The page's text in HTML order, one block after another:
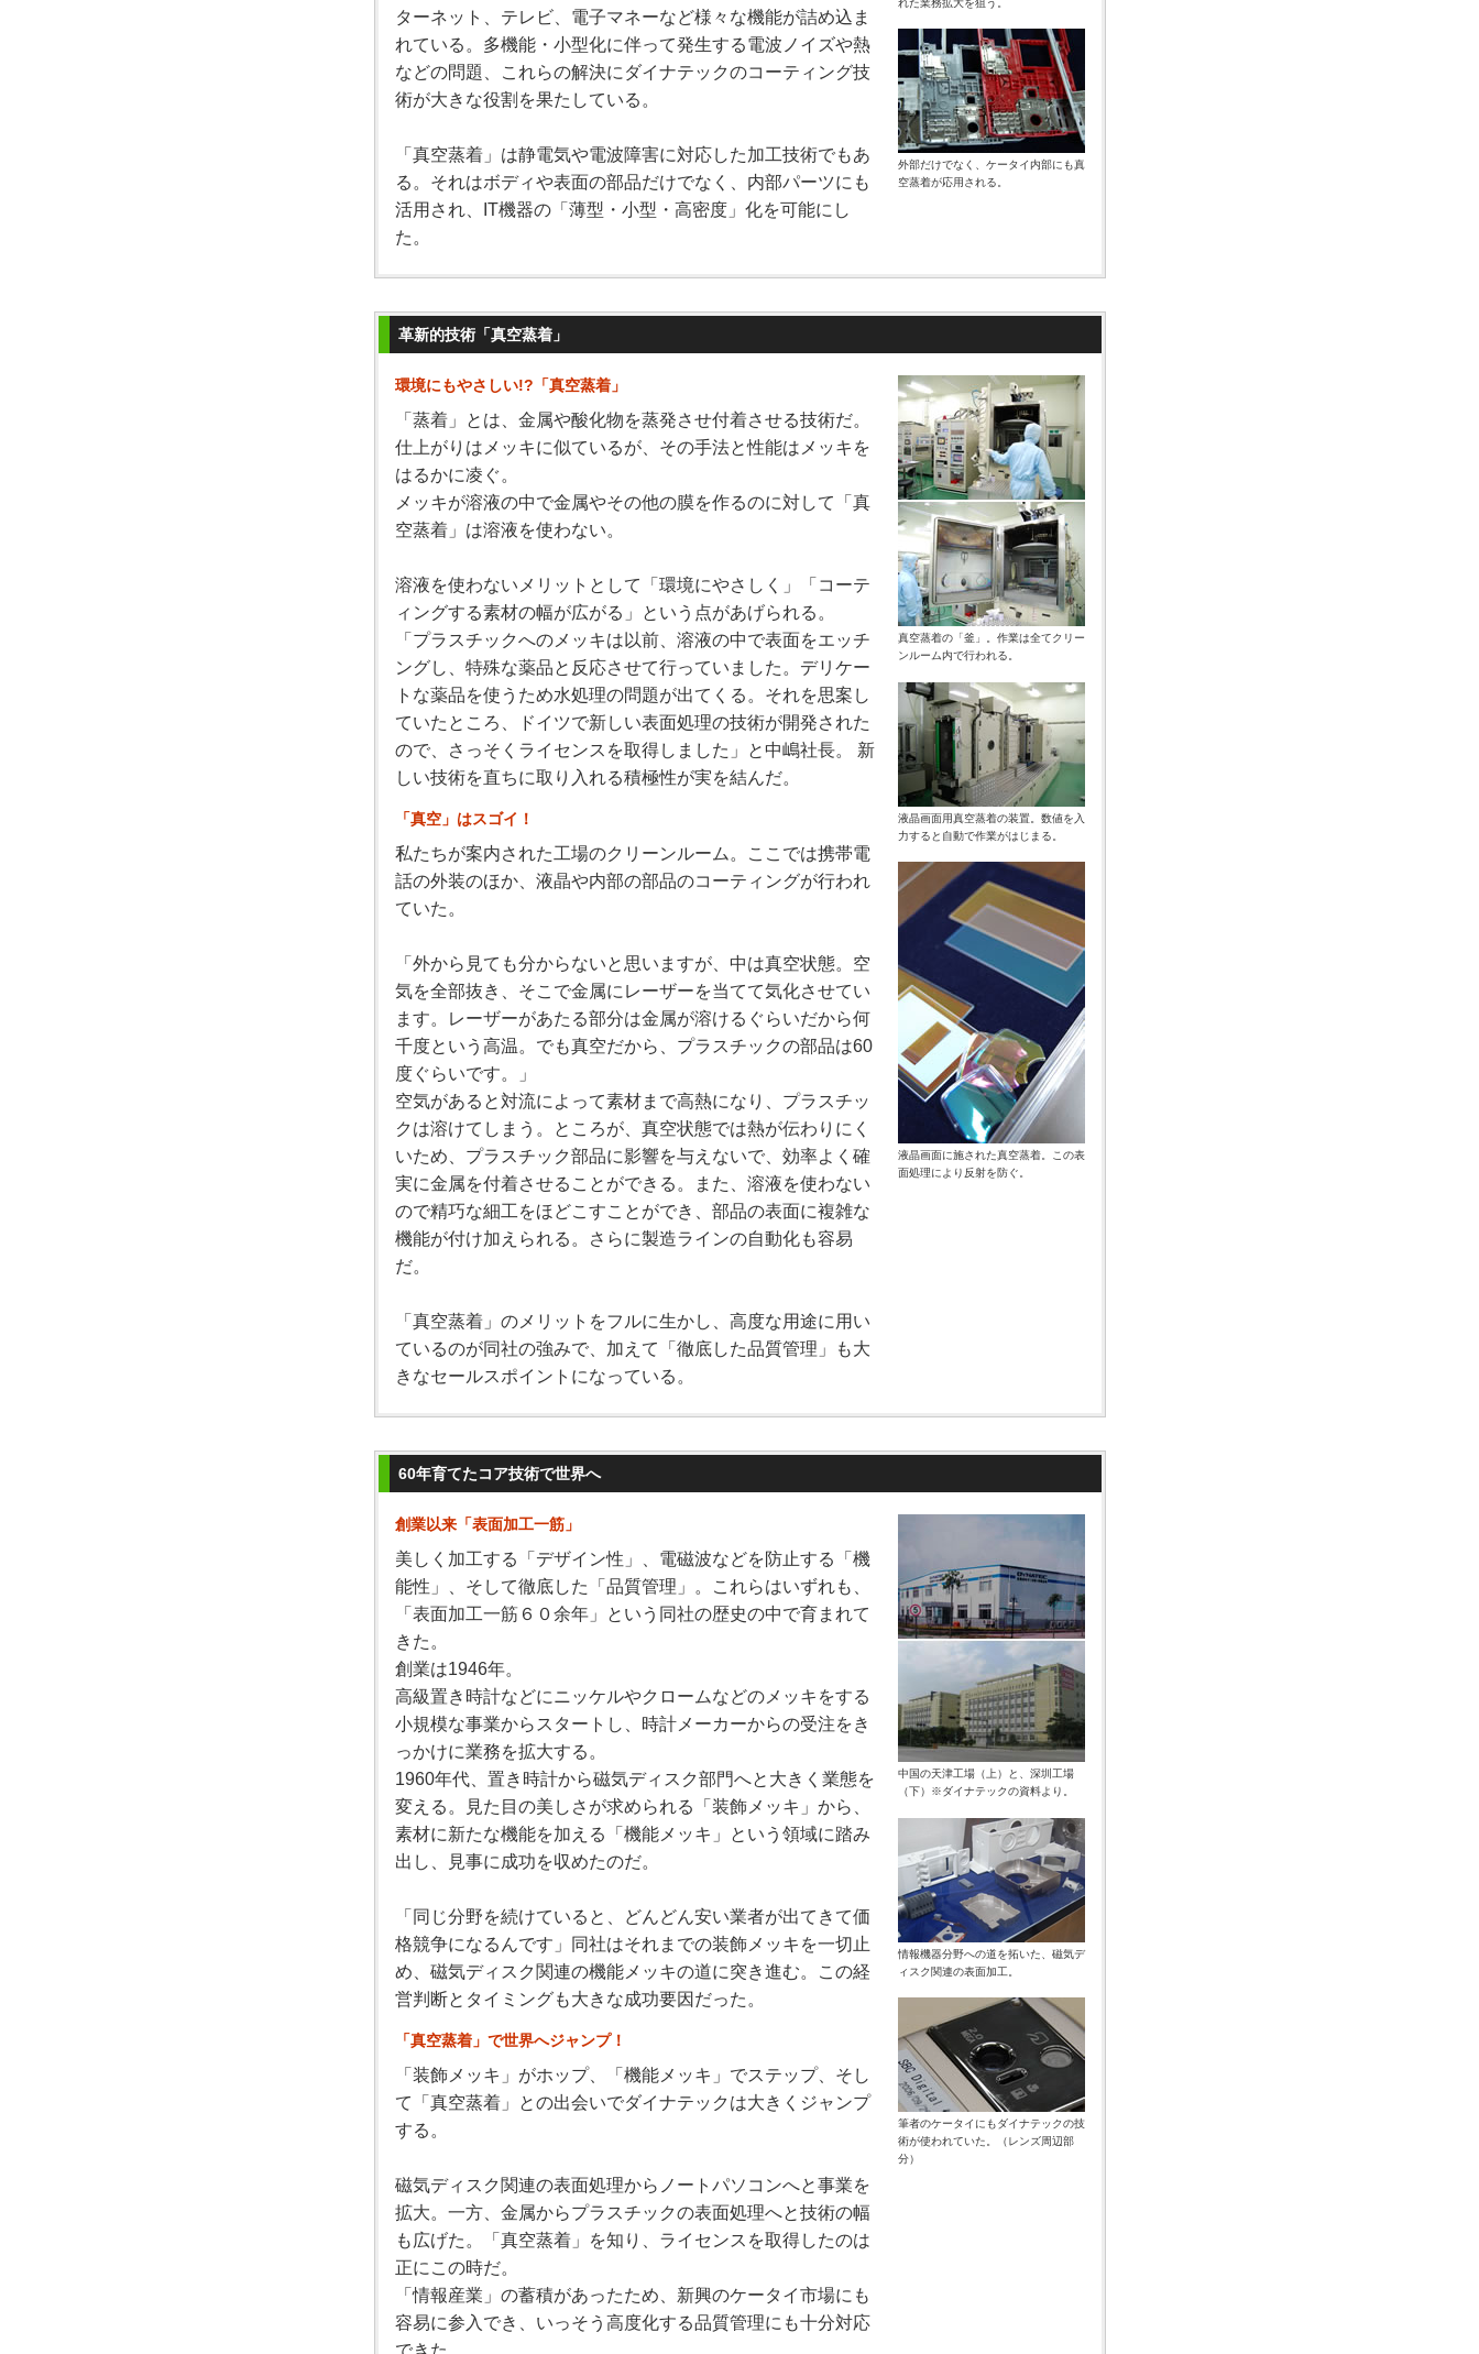
ターネット、テレビ、電子マネーなど様々な機能が詰め込ま
れている。多機能・小型化に伴って発生する電波ノイズや熱
などの問題、これらの解決にダイナテックのコーティング技
術が大きな役割を果たしている。
「真空蒸着」は静電気や電波障害に対応した加工技術でもあ
る。それはボディや表面の部品だけでなく、内部パーツにも
活用され、IT機器の「薄型・小型・高密度」化を可能にし
た。
外部だけでなく、ケータイ内部にも真
空蒸着が応用される。
革新的技術「真空蒸着」
環境にもやさしい!?「真空蒸着」
「蒸着」とは、金属や酸化物を蒸発させ付着させる技術だ。
仕上がりはメッキに似ているが、その手法と性能はメッキを
はるかに凌ぐ。
メッキが溶液の中で金属やその他の膜を作るのに対して「真
空蒸着」は溶液を使わない。
溶液を使わないメリットとして「環境にやさしく」「コーテ
ィングする素材の幅が広がる」という点があげられる。
「プラスチックへのメッキは以前、溶液の中で表面をエッチ
ングし、特殊な薬品と反応させて行っていました。デリケー
トな薬品を使うため水処理の問題が出てくる。それを思案し
ていたところ、ドイツで新しい表面処理の技術が開発された
ので、さっそくライセンスを取得しました」と中嶋社長。 新
しい技術を直ちに取り入れる積極性が実を結んだ。
「真空」はスゴイ！
私たちが案内された工場のクリーンルーム。ここでは携帯電
話の外装のほか、液晶や内部の部品のコーティングが行われ
ていた。
「外から見ても分からないと思いますが、中は真空状態。空
気を全部抜き、そこで金属にレーザーを当てて気化させてい
ます。レーザーがあたる部分は金属が溶けるぐらいだから何
千度という高温。でも真空だから、プラスチックの部品は60
度ぐらいです。」
空気があると対流によって素材まで高熱になり、プラスチッ
クは溶けてしまう。ところが、真空状態では熱が伝わりにく
いため、プラスチック部品に影響を与えないで、効率よく確
実に金属を付着させることができる。また、溶液を使わない
ので精巧な細工をほどこすことができ、部品の表面に複雑な
機能が付け加えられる。さらに製造ラインの自動化も容易
だ。
「真空蒸着」のメリットをフルに生かし、高度な用途に用い
ているのが同社の強みで、加えて「徹底した品質管理」も大
きなセールスポイントになっている。
真空蒸着の「釜」。作業は全てクリー
ンルーム内で行われる。
液晶画面用真空蒸着の装置。数値を入
力すると自動で作業がはじまる。
液晶画面に施された真空蒸着。この表
面処理により反射を防ぐ。
60年育てたコア技術で世界へ
創業以来「表面加工一筋」
美しく加工する「デザイン性」、電磁波などを防止する「機
能性」、そして徹底した「品質管理」。これらはいずれも、
「表面加工一筋６０余年」という同社の歴史の中で育まれて
きた。
創業は1946年。
高級置き時計などにニッケルやクロームなどのメッキをする
小規模な事業からスタートし、時計メーカーからの受注をき
っかけに業務を拡大する。
1960年代、置き時計から磁気ディスク部門へと大きく業態を
変える。見た目の美しさが求められる「装飾メッキ」から、
素材に新たな機能を加える「機能メッキ」という領域に踏み
出し、見事に成功を収めたのだ。
「同じ分野を続けていると、どんどん安い業者が出てきて価
格競争になるんです」同社はそれまでの装飾メッキを一切止
め、磁気ディスク関連の機能メッキの道に突き進む。この経
営判断とタイミングも大きな成功要因だった。
「真空蒸着」で世界へジャンプ！
「装飾メッキ」がホップ、「機能メッキ」でステップ、そし
て「真空蒸着」との出会いでダイナテックは大きくジャンプ
する。
磁気ディスク関連の表面処理からノートパソコンへと事業を
拡大。一方、金属からプラスチックの表面処理へと技術の幅
も広げた。「真空蒸着」を知り、ライセンスを取得したのは
正にこの時だ。
「情報産業」の蓄積があったため、新興のケータイ市場にも
容易に参入でき、いっそう高度化する品質管理にも十分対応
できた。
中国の天津工場（上）と、深圳工場
（下）※ダイナテックの資料より。
情報機器分野への道を拓いた、磁気デ
ィスク関連の表面加工。
筆者のケータイにもダイナテックの技
術が使われていた。（レンズ周辺部
分）